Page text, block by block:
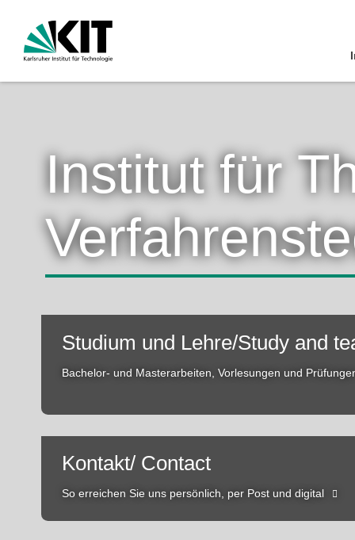
Institut für
Studium und Lehre/Study and
Bachelor- und Masterarbeiten, Vorlesungen und
Kontakt/ Contact
So erreichen Sie uns persönlich, per Post und digital